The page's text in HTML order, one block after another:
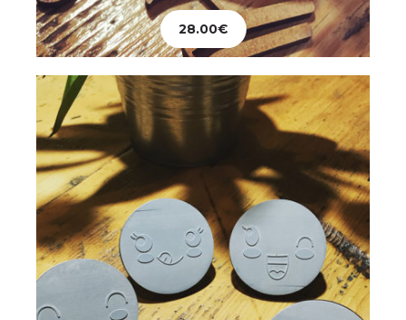
Ajouter au panier
28.00€
Tampons Smile – lot de 4
32.00€